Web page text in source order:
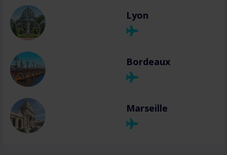
Lyon
Bordeaux
Marseille